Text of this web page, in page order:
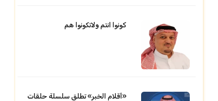
كونوا انتم ولاتكونوا هم
«أقلام الخبر» تطلق سلسلة حلقات